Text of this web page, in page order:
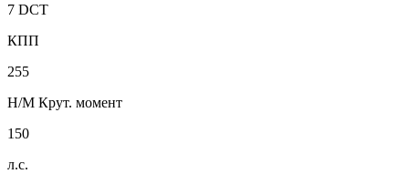
7 DCT
КПП
255
Н/М Крут. момент
150
л.с.